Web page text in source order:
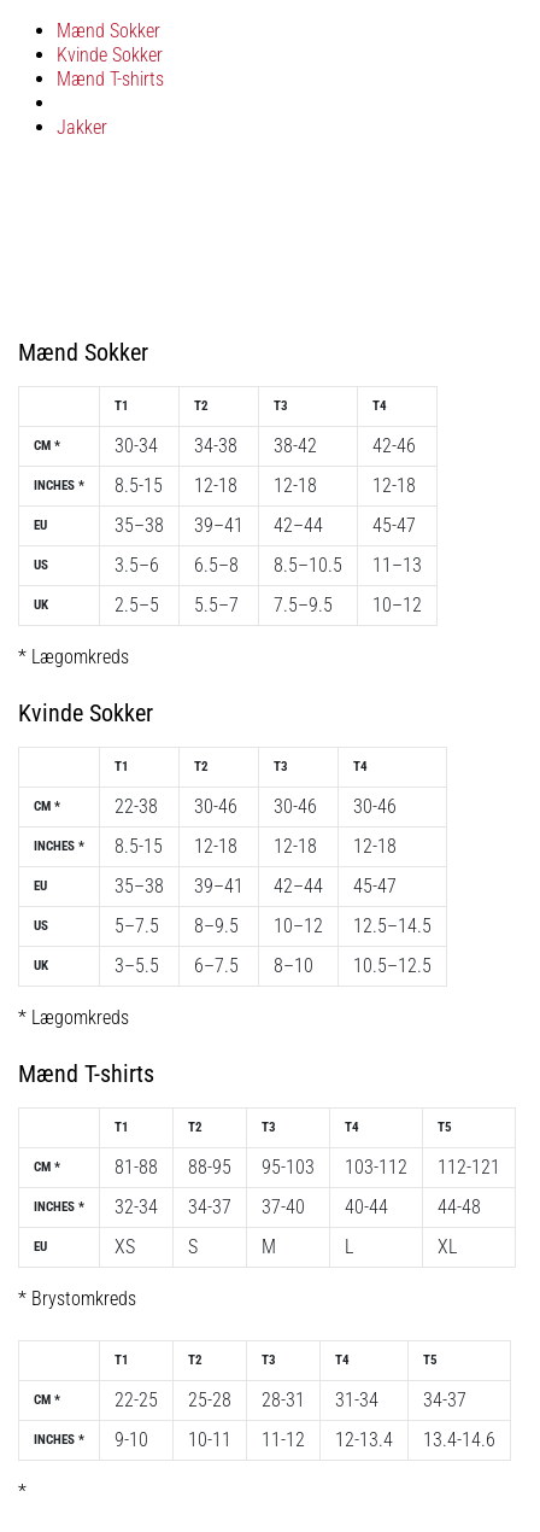
fodboldstøvler
kontrol
og
touch
Play
for
Victories
Gør
dig
klar
til
kvindernes
EM
2025
med
trøjer
og
støvler
fra
Nike,
adidas
og
PUMA.
Vær
en
del
af
hver
…
Vis
alle
artikler
Mænd Sokker
Kvinde Sokker
Mænd T-shirts
Jakker
Mænd Sokker
CM *
INCHES *
EU
US
UK
T1
30-34
8.5-15
35–38
3.5–6
2.5–5
T2
34-38
12-18
39–41
6.5–8
5.5–7
T3
38-42
12-18
42–44
8.5–10.5
7.5–9.5
T4
42-46
12-18
45-47
11–13
10–12
* Lægomkreds
Kvinde Sokker
CM *
INCHES *
EU
US
UK
T1
22-38
8.5-15
35–38
5–7.5
3–5.5
T2
30-46
12-18
39–41
8–9.5
6–7.5
T3
30-46
12-18
42–44
10–12
8–10
T4
30-46
12-18
45-47
12.5–14.5
10.5–12.5
* Lægomkreds
Mænd T-shirts
CM *
INCHES *
EU
T1
81-88
32-34
XS
T2
88-95
34-37
S
T3
95-103
37-40
M
T4
103-112
40-44
L
T5
112-121
44-48
XL
* Brystomkreds
CM *
INCHES *
T1
22-25
9-10
T2
25-28
10-11
T3
28-31
11-12
T4
31-34
12-13.4
T5
34-37
13.4-14.6
*